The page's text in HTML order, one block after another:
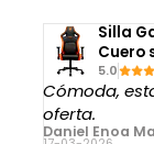
Silla
Cuero
5.0
Cómoda,
oferta.
Daniel Enoa